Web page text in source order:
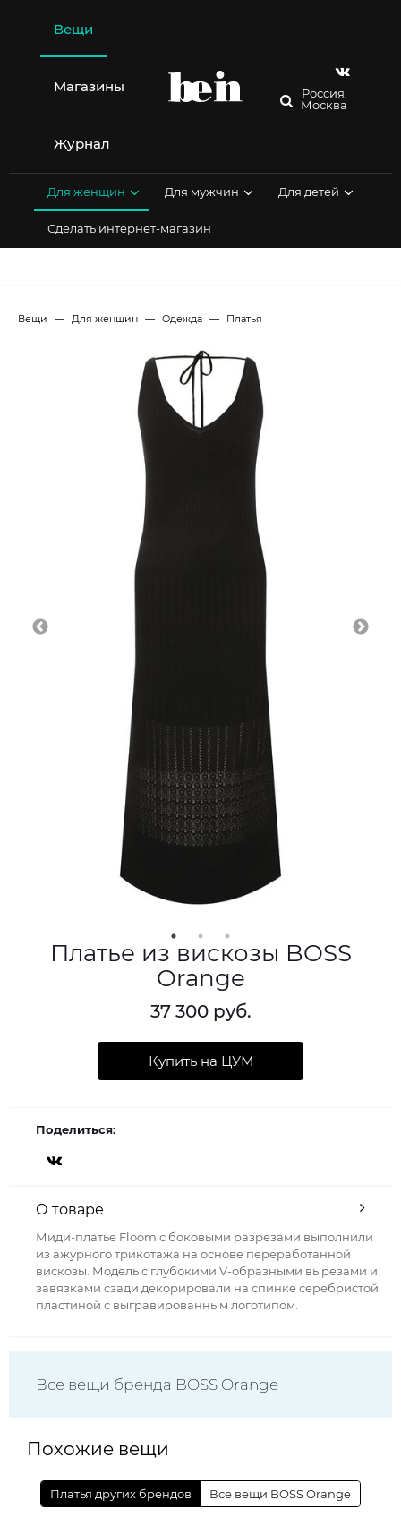
содержимому
Вещи
Магазины
Журнал
Россия,
Москва
Для женщин Для мужчин Для детей
Сделать интернет-магазин
Вещи Для женщин Одежда Платья
Платье из вискозы BOSS
Orange
37 300 руб.
Купить на ЦУМ
Поделиться:
О товаре
Миди-платье Floom с боковыми разрезами выполнили
из ажурного трикотажа на основе переработанной
вискозы. Модель с глубокими V-образными вырезами и
завязками сзади декорировали на спинке серебристой
пластиной с выгравированным логотипом.
Все вещи бренда BOSS Orange
Похожие вещи
Платья других брендов Все вещи BOSS Orange